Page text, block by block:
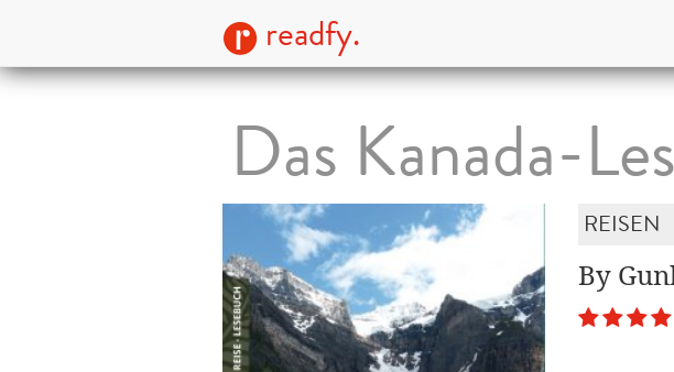
readfy.
Das Kanada-
REISEN
By